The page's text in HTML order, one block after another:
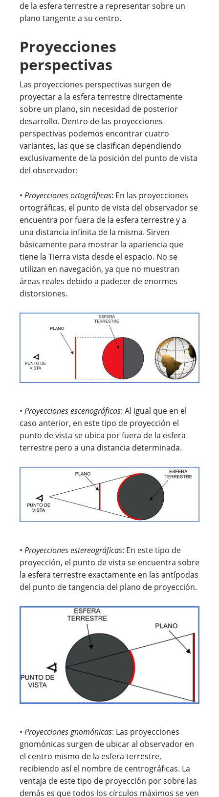
de la esfera terrestre a representar sobre un
plano tangente a su centro.
Proyecciones
perspectivas
Las proyecciones perspectivas surgen de
proyectar a la esfera terrestre directamente
sobre un plano, sin necesidad de posterior
desarrollo. Dentro de las proyecciones
perspectivas podemos encontrar cuatro
variantes, las que se clasifican dependiendo
exclusivamente de la posición del punto de vista
del observador:
• Proyecciones ortográficas: En las proyecciones
ortográficas, el punto de vista del observador se
encuentra por fuera de la esfera terrestre y a
una distancia infinita de la misma. Sirven
básicamente para mostrar la apariencia que
tiene la Tierra vista desde el espacio. No se
utilizan en navegación, ya que no muestran
áreas reales debido a padecer de enormes
distorsiones.
• Proyecciones escenográficas: Al igual que en el
caso anterior, en este tipo de proyección el
punto de vista se ubica por fuera de la esfera
terrestre pero a una distancia determinada.
• Proyecciones estereográficas: En este tipo de
proyección, el punto de vista se encuentra sobre
la esfera terrestre exactamente en las antípodas
del punto de tangencia del plano de proyección.
• Proyecciones gnomónicas: Las proyecciones
gnomónicas surgen de ubicar al observador en
el centro mismo de la esfera terrestre,
recibiendo así el nombre de centrográficas. La
ventaja de este tipo de proyección por sobre las
demás es que todos los círculos máximos se ven